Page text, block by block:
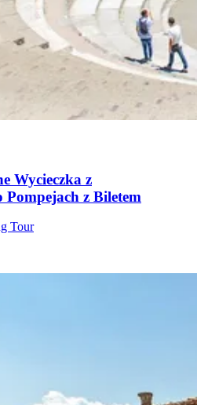
Wycieczka z
z Biletem
Tour